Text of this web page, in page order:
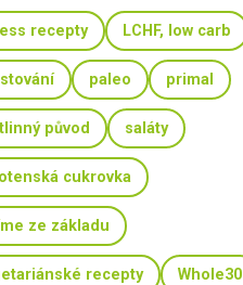
recepty LCHF, low carb
paleo primal
původ saláty
cukrovka
ze základu
recepty Whole30